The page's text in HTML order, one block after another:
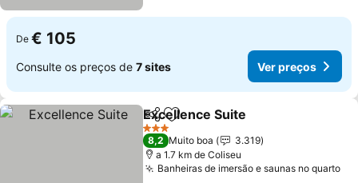
De € 105
Consulte os preços de 7 sites Ver preços
PartilharAdicionar aos favoritos
Excellence Suite
3 Estrelas
8,2 Muito boa
3.319
a 1.7 km de Coliseu
Banheiras de imersão e saunas no quarto